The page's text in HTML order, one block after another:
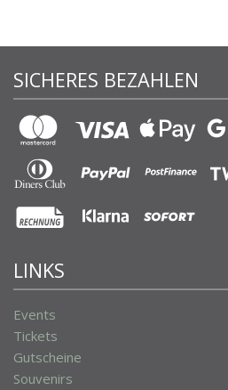
SICHERES BEZAHLEN
LINKS
Events
Tickets
Gutscheine
Souvenirs